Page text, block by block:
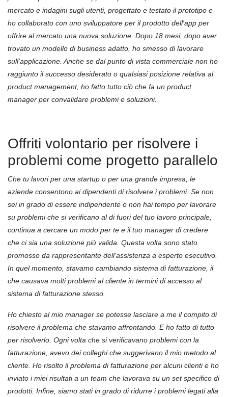
mercato e indagini sugli utenti, progettato e testato il prototipo e
ho collaborato con uno sviluppatore per il prodotto dell'app per
offrire al mercato una nuova soluzione. Dopo 18 mesi, dopo aver
trovato un modello di business adatto, ho smesso di lavorare
sull'applicazione. Anche se dal punto di vista commerciale non ho
raggiunto il successo desiderato o qualsiasi posizione relativa al
product management, ho fatto tutto ciò che fa un product
manager per convalidare problemi e soluzioni.
Offriti volontario per risolvere i
problemi come progetto parallelo
Che tu lavori per una startup o per una grande impresa, le
aziende consentono ai dipendenti di risolvere i problemi. Se non
sei in grado di essere indipendente o non hai tempo per lavorare
su problemi che si verificano al di fuori del tuo lavoro principale,
continua a cercare un modo per te e il tuo manager di credere
che ci sia una soluzione più valida. Questa volta sono stato
promosso da rappresentante dell'assistenza a esperto esecutivo.
In quel momento, stavamo cambiando sistema di fatturazione, il
che causava molti problemi al cliente in termini di accesso al
sistema di fatturazione stesso.
Ho chiesto al mio manager se potesse lasciare a me il compito di
risolvere il problema che stavamo affrontando. E ho fatto di tutto
per risolverlo. Ogni volta che si verificavano problemi con la
fatturazione, avevo dei colleghi che suggerivano il mio metodo al
cliente. Ho risolto il problema di fatturazione per alcuni clienti e ho
inviato i miei risultati a un team che lavorava su un set specifico di
prodotti. Infine, siamo stati in grado di ridurre i problemi legati alla